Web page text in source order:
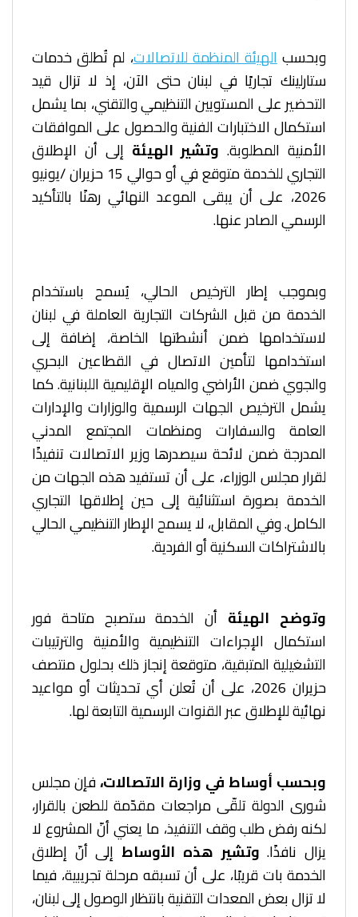
وبحسبالهيئة المنظمة للاتصالات، لم تُطلق خدمات
ستارلينك تجاريًا في لبنان حتى الآن، إذ لا تزال قيد
التحضير على المستويين التنظيمي والتقني، بما يشمل
استكمال الاختبارات الفنية والحصول على الموافقات
الأمنية المطلوبة. وتشير الهيئة إلى أن الإطلاق
التجاري للخدمة متوقع في أو حوالي 15 حزيران /يونيو
2026، على أن يبقى الموعد النهائي رهنًا بالتأكيد
الرسمي الصادر عنها.
وبموجب إطار الترخيص الحالي، يُسمح باستخدام
الخدمة من قبل الشركات التجارية العاملة في لبنان
لاستخدامها ضمن أنشطتها الخاصة، إضافة إلى
استخدامها لتأمين الاتصال في القطاعين البحري
والجوي ضمن الأراضي والمياه الإقليمية اللبنانية. كما
يشمل الترخيص الجهات الرسمية والوزارات والإدارات
العامة والسفارات ومنظمات المجتمع المدني
المدرجة ضمن لائحة سيصدرها وزير الاتصالات تنفيذًا
لقرار مجلس الوزراء، على أن تستفيد هذه الجهات من
الخدمة بصورة استثنائية إلى حين إطلاقها التجاري
الكامل. وفي المقابل، لا يسمح الإطار التنظيمي الحالي
بالاشتراكات السكنية أو الفردية.
وتوضح الهيئة أن الخدمة ستصبح متاحة فور
استكمال الإجراءات التنظيمية والأمنية والترتيبات
التشغيلية المتبقية، متوقعة إنجاز ذلك بحلول منتصف
حزيران 2026، على أن تُعلن أي تحديثات أو مواعيد
نهائية للإطلاق عبر القنوات الرسمية التابعة لها.
وبحسب أوساط في وزارة الاتصالات،فإن مجلس
شورى الدولة تلقّى مراجعات مقدّمة للطعن بالقرار،
لكنه رفض طلب وقف التنفيذ، ما يعني أنّ المشروع لا
يزال نافذًا. وتشير هذه الأوساط إلى أنّ إطلاق
الخدمة بات قريبًا، على أن تسبقه مرحلة تجريبية، فيما
لا تزال بعض المعدات التقنية بانتظار الوصول إلى لبنان،